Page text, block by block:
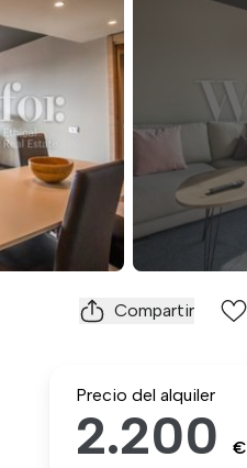
Compartir
Precio del alquiler
2.200 €